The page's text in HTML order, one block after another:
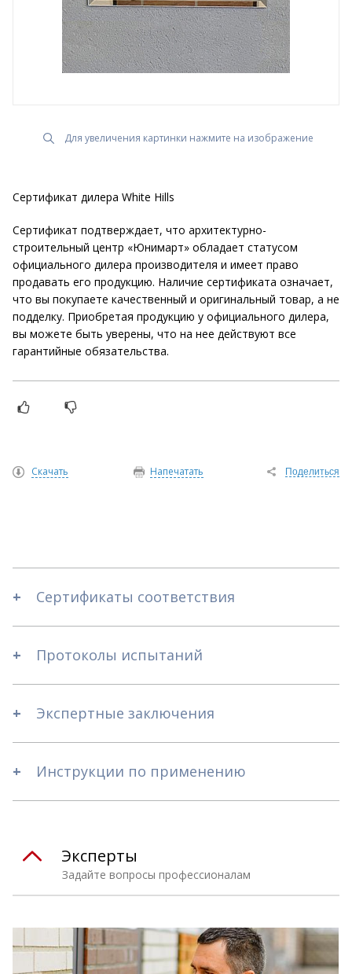
Для увеличения картинки нажмите на изображение
Сертификат дилера White Hills
Сертификат подтверждает, что архитектурно-
строительный центр «Юнимарт» обладает статусом
официального дилера производителя и имеет право
продавать его продукцию. Наличие сертификата означает,
что вы покупаете качественный и оригинальный товар, а не
подделку. Приобретая продукцию у официального дилера,
вы можете быть уверены, что на нее действуют все
гарантийные обязательства.
Поделиться
Напечатать
Скачать
Сертификаты соответствия
Протоколы испытаний
Экспертные заключения
Инструкции по применению
Задайте вопросы профессионалам
Эксперты